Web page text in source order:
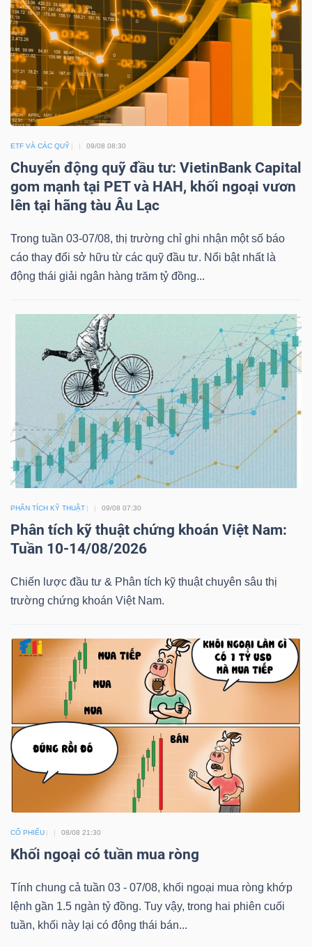
ETF VÀ CÁC QUỸ 09/08 08:30
Chuyển động quỹ đầu tư: VietinBank Capital
gom mạnh tại PET và HAH, khối ngoại vươn
lên tại hãng tàu Âu Lạc
Trong tuần 03-07/08, thị trường chỉ ghi nhận một số báo
cáo thay đổi sở hữu từ các quỹ đầu tư. Nổi bật nhất là
động thái giải ngân hàng trăm tỷ đồng...
PHÂN TÍCH KỸ THUẬT 09/08 07:30
Phân tích kỹ thuật chứng khoán Việt Nam:
Tuần 10-14/08/2026
Chiến lược đầu tư & Phân tích kỹ thuật chuyên sâu thị
trường chứng khoán Việt Nam.
CỔ PHIẾU 08/08 21:30
Khối ngoại có tuần mua ròng
Tính chung cả tuần 03 - 07/08, khối ngoại mua ròng khớp
lệnh gần 1.5 ngàn tỷ đồng. Tuy vậy, trong hai phiên cuối
tuần, khối này lại có động thái bán...
DOANH
NGHIỆP
ĐỘNG
SẢN
TÀI
CHÍNH
THẾ
GIỚI
TÀI
NHÂN
PHÂN
VĨ
MÔ